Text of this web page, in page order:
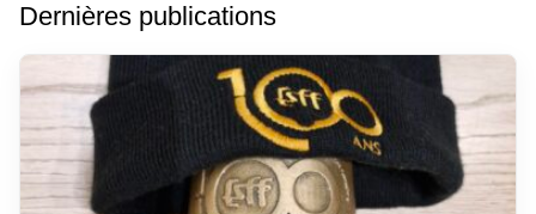
Dernières publications